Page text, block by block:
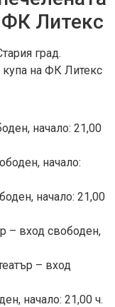
ФК Литекс
град.
купа на ФК Литекс
начало: 21,00
начало:
начало: 21,00
– вход свободен,
– вход
начало: 21,00 ч.